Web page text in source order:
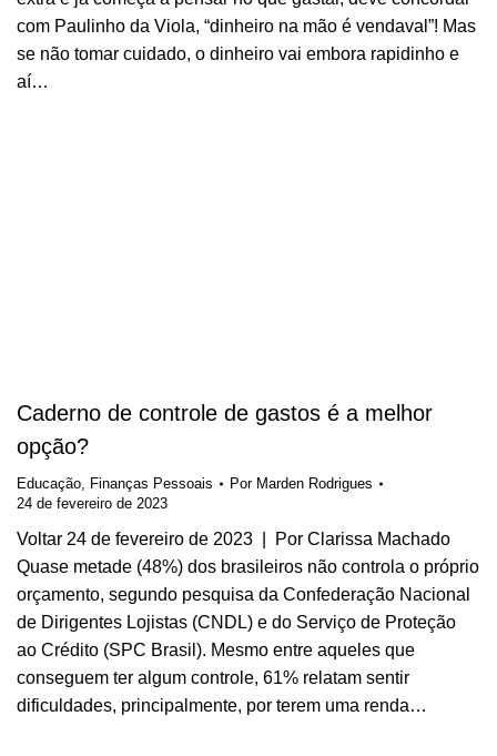
com Paulinho da Viola, “dinheiro na mão é vendaval”! Mas
se não tomar cuidado, o dinheiro vai embora rapidinho e
aí…
Caderno de controle de gastos é a melhor
opção?
Educação, Finanças Pessoais Por Marden Rodrigues
24 de fevereiro de 2023
Voltar 24 de fevereiro de 2023 | Por Clarissa Machado
Quase metade (48%) dos brasileiros não controla o próprio
orçamento, segundo pesquisa da Confederação Nacional
de Dirigentes Lojistas (CNDL) e do Serviço de Proteção
ao Crédito (SPC Brasil). Mesmo entre aqueles que
conseguem ter algum controle, 61% relatam sentir
dificuldades, principalmente, por terem uma renda…